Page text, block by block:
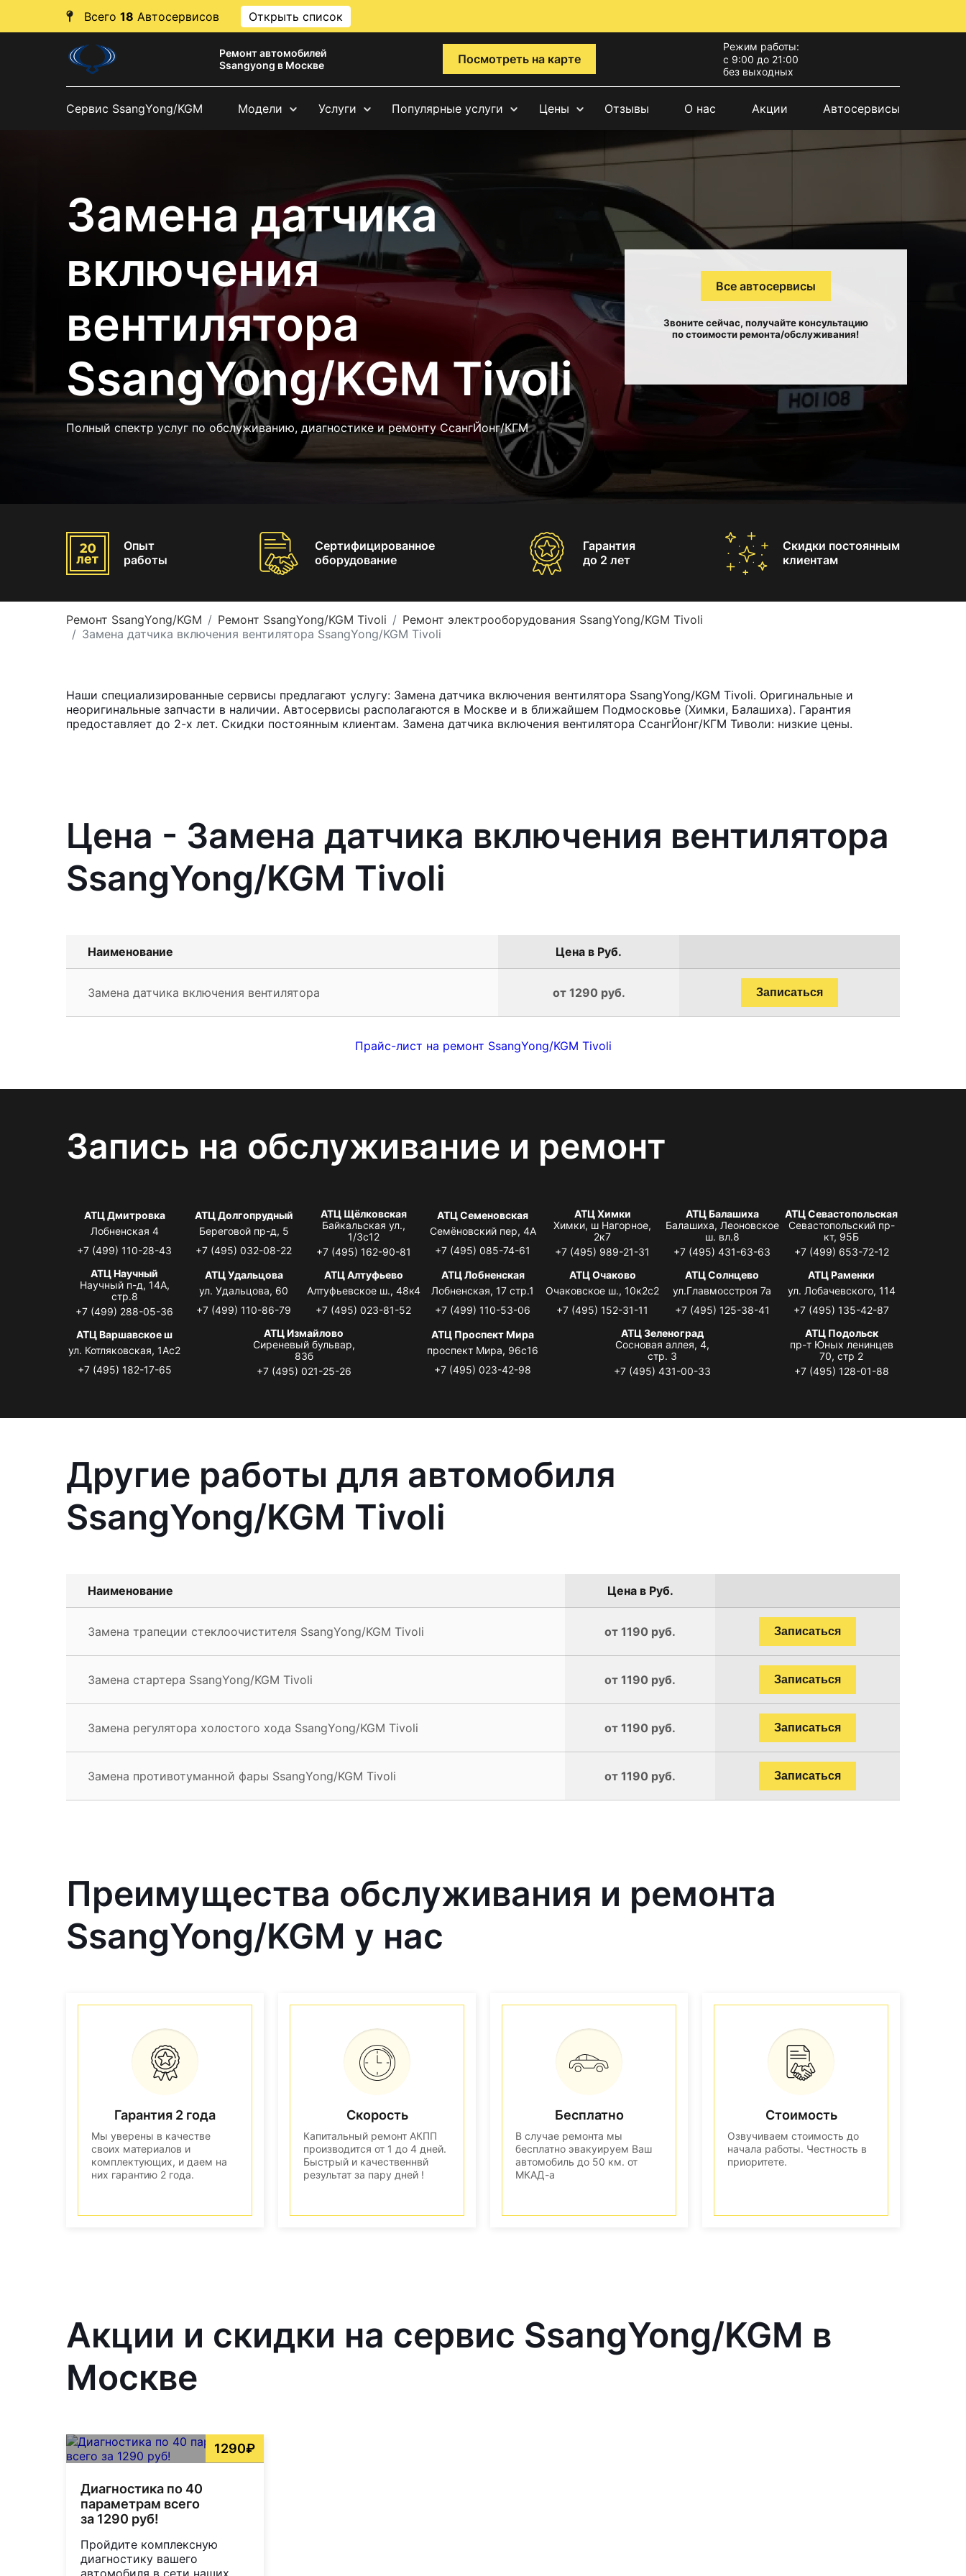
Всего 18 Автосервисов Открыть список
Ремонт автомобилей
Ssangyong в Москве
Посмотреть на карте
Режим работы:
с 9:00 до 21:00
без выходных
Сервис SsangYong/KGM Модели Услуги Популярные услуги Цены Отзывы О нас Акции Автосервисы
Замена датчика
включения
вентилятора
SsangYong/KGM Tivoli
Полный спектр услуг по обслуживанию, диагностике и ремонту СсангЙонг/КГМ
Все автосервисы
Звоните сейчас, получайте консультацию
по стоимости ремонта/обслуживания!
Опыт
работы
Сертифицированное
оборудование
Гарантия
до 2 лет
Скидки постоянным
клиентам
Ремонт SsangYong/KGM Ремонт SsangYong/KGM Tivoli
Ремонт электрооборудования SsangYong/KGM Tivoli
Замена датчика включения вентилятора SsangYong/KGM Tivoli
Наши специализированные сервисы предлагают услугу: Замена датчика включения вентилятора SsangYong/KGM Tivoli. Оригинальные и
неоригинальные запчасти в наличии. Автосервисы располагаются в Москве и в ближайшем Подмосковье (Химки, Балашиха). Гарантия
предоставляет до 2-х лет. Скидки постоянным клиентам. Замена датчика включения вентилятора СсангЙонг/КГМ Тиволи: низкие цены.
Цена - Замена датчика включения вентилятора
SsangYong/KGM Tivoli
Наименование Цена в Руб.
Замена датчика включения вентилятора от 1290 руб. Записаться
Прайс-лист на ремонт SsangYong/KGM Tivoli
Запись на обслуживание и ремонт
АТЦ Дмитровка
Лобненская 4
+7 (499) 110-28-43
АТЦ Долгопрудный
Береговой пр-д, 5
+7 (495) 032-08-22
АТЦ Щёлковская
Байкальская ул.,
1/3с12
+7 (495) 162-90-81
АТЦ Семеновская
Семёновский пер, 4А
+7 (495) 085-74-61
АТЦ Химки
Химки, ш Нагорное,
2к7
+7 (495) 989-21-31
АТЦ Балашиха
Балашиха, Леоновское
ш. вл.8
+7 (495) 431-63-63
АТЦ Севастопольская
Севастопольский пр-
кт, 95Б
+7 (499) 653-72-12
АТЦ Научный
Научный п-д, 14А,
стр.8
+7 (499) 288-05-36
АТЦ Удальцова
ул. Удальцова, 60
+7 (499) 110-86-79
АТЦ Алтуфьево
Алтуфьевское ш., 48к4
+7 (495) 023-81-52
АТЦ Лобненская
Лобненская, 17 стр.1
+7 (499) 110-53-06
АТЦ Очаково
Очаковское ш., 10к2с2
+7 (495) 152-31-11
АТЦ Солнцево
ул.Главмосстроя 7а
+7 (495) 125-38-41
АТЦ Раменки
ул. Лобачевского, 114
+7 (495) 135-42-87
АТЦ Варшавское ш
ул. Котляковская, 1Ас2
+7 (495) 182-17-65
АТЦ Измайлово
Сиреневый бульвар,
83б
+7 (495) 021-25-26
АТЦ Проспект Мира
проспект Мира, 96с16
+7 (495) 023-42-98
АТЦ Зеленоград
Сосновая аллея, 4,
стр. 3
+7 (495) 431-00-33
АТЦ Подольск
пр-т Юных ленинцев
70, стр 2
+7 (495) 128-01-88
Другие работы для автомобиля
SsangYong/KGM Tivoli
Наименование Цена в Руб.
Замена трапеции стеклоочистителя SsangYong/KGM Tivoli от 1190 руб. Записаться
Замена стартера SsangYong/KGM Tivoli от 1190 руб. Записаться
Замена регулятора холостого хода SsangYong/KGM Tivoli от 1190 руб. Записаться
Замена противотуманной фары SsangYong/KGM Tivoli от 1190 руб. Записаться
Преимущества обслуживания и ремонта
SsangYong/KGM у нас
Гарантия 2 года
Мы уверены в качестве
своих материалов и
комплектующих, и даем на
них гарантию 2 года.
Скорость
Капитальный ремонт АКПП
производится от 1 до 4 дней.
Быстрый и качественнвй
результат за пару дней !
Бесплатно
В случае ремонта мы
бесплатно эвакуируем Ваш
автомобиль до 50 км. от
МКАД-а
Стоимость
Озвучиваем стоимость до
начала работы. Честность в
приоритете.
Акции и скидки на сервис SsangYong/KGM в
Москве
1290₽
Диагностика по 40
параметрам всего
за 1290 руб!
Пройдите комплексную
диагностику вашего
автомобиля в сети наших